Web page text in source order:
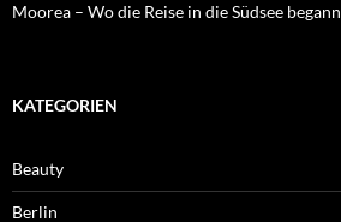
Moorea – Wo die Reise in die Südsee begann
KATEGORIEN
Beauty
Berlin